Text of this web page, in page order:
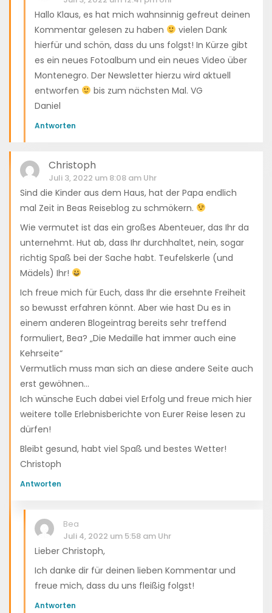
Hallo Klaus, es hat mich wahnsinnig gefreut deinen
Kommentar gelesen zu haben
vielen Dank
hierfür und schön, dass du uns folgst! In Kürze gibt
es ein neues Fotoalbum und ein neues Video über
Montenegro. Der Newsletter hierzu wird aktuell
entworfen
bis zum nächsten Mal. VG
Daniel
Antworten
Christoph
Juli 3, 2022 um 8:08 am Uhr
Sind die Kinder aus dem Haus, hat der Papa endlich
mal Zeit in Beas Reiseblog zu schmökern.
Wie vermutet ist das ein großes Abenteuer, das Ihr da
unternehmt. Hut ab, dass Ihr durchhaltet, nein, sogar
richtig Spaß bei der Sache habt. Teufelskerle (und
Mädels) Ihr!
Ich freue mich für Euch, dass Ihr die ersehnte Freiheit
so bewusst erfahren könnt. Aber wie hast Du es in
einem anderen Blogeintrag bereits sehr treffend
formuliert, Bea? „Die Medaille hat immer auch eine
Kehrseite“
Vermutlich muss man sich an diese andere Seite auch
erst gewöhnen…
Ich wünsche Euch dabei viel Erfolg und freue mich hier
weitere tolle Erlebnisberichte von Eurer Reise lesen zu
dürfen!
Bleibt gesund, habt viel Spaß und bestes Wetter!
Christoph
Antworten
Bea
Juli 4, 2022 um 5:58 am Uhr
Lieber Christoph,
Ich danke dir für deinen lieben Kommentar und
freue mich, dass du uns fleißig folgst!
Antworten